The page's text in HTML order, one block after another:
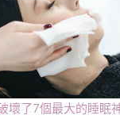
壞了7個最大的睡眠